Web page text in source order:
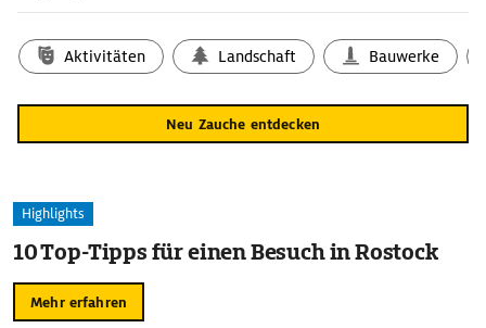
Aktivitäten Landschaft Bauwerke
Neu Zauche entdecken
Highlights
10 Top-Tipps für einen Besuch in Rostock
Mehr erfahren